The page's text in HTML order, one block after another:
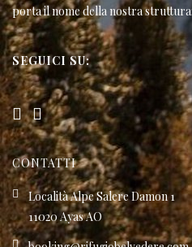
porta il nome della nostra
SEGUICI SU:
CONTATTI
Località Alpe Salere Damon 1
11020 Ayas AO